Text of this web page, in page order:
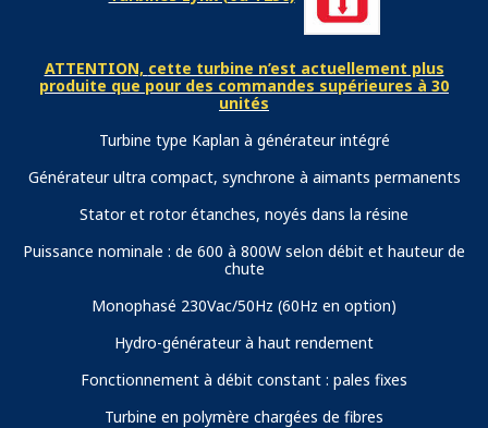
ATTENTION, cette turbine n’est actuellement plus
produite que pour des commandes supérieures à 30
unités
Turbine type Kaplan à générateur intégré
Générateur ultra compact, synchrone à aimants permanents
Stator et rotor étanches, noyés dans la résine
Puissance nominale : de 600 à 800W selon débit et hauteur de
chute
Monophasé 230Vac/50Hz (60Hz en option)
Hydro-générateur à haut rendement
Fonctionnement à débit constant : pales fixes
Turbine en polymère chargées de fibres